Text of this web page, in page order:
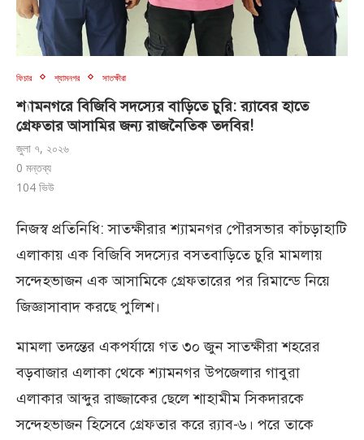
ফিচার শ্যামনগর সাতক্ষীরা
শ্যামনগরে বিজিবি সদস্যের বাড়িতে চুরি: র‍্যাবের হাতে
গ্রেফতার আসামির জন্য রাজনৈতিক তদবির!
জুলা ৭, ২০২৬
0 মন্তব্য
104 ভিউ
নিজস্ব প্রতিনিধি: সাতক্ষীরার শ্যামনগর পৌরসভার কাঁচড়াহাটি
এলাকায় এক বিজিবি সদস্যের বসতবাড়িতে চুরি মামলায়
সন্দেহভাজন এক আসামিকে গ্রেফতারের পর রিমান্ডে নিয়ে
জিজ্ঞাসাবাদ করছে পুলিশ।
মামলা তদন্তের একপর্যায়ে গত ৩০ জুন সাতক্ষীরা শহরের
বড়বাজার এলাকা থেকে শ্যামনগর উপজেলার গাবুরা
এলাকার আব্দুর রাজ্জাকের ছেলে শাহামীম সিকদারকে
সন্দেহভাজন হিসেবে গ্রেফতার করে র‍্যাব-৬। পরে তাকে